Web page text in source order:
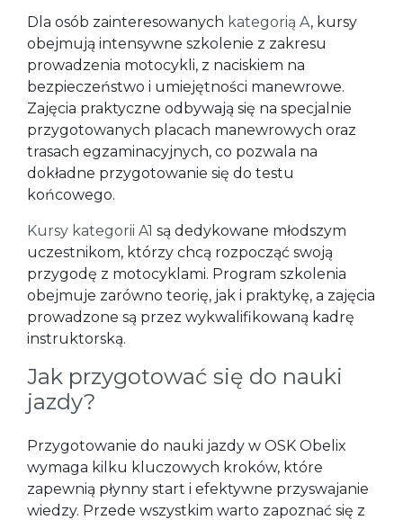
Dla osób zainteresowanych kategorią A, kursy
obejmują intensywne szkolenie z zakresu
prowadzenia motocykli, z naciskiem na
bezpieczeństwo i umiejętności manewrowe.
Zajęcia praktyczne odbywają się na specjalnie
przygotowanych placach manewrowych oraz
trasach egzaminacyjnych, co pozwala na
dokładne przygotowanie się do testu
końcowego.
Kursy kategorii A1 są dedykowane młodszym
uczestnikom, którzy chcą rozpocząć swoją
przygodę z motocyklami. Program szkolenia
obejmuje zarówno teorię, jak i praktykę, a zajęcia
prowadzone są przez wykwalifikowaną kadrę
instruktorską.
Jak przygotować się do nauki
jazdy?
Przygotowanie do nauki jazdy w OSK Obelix
wymaga kilku kluczowych kroków, które
zapewnią płynny start i efektywne przyswajanie
wiedzy. Przede wszystkim warto zapoznać się z